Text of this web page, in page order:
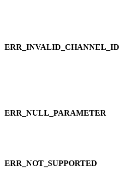
ERR_INVALID_CHANNEL_ID
ERR_NULL_PARAMETER
ERR_NOT_SUPPORTED